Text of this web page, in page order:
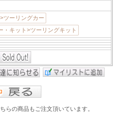
ツーリングカー
・キット>ツーリングキット
らの商品もご注文頂いています。